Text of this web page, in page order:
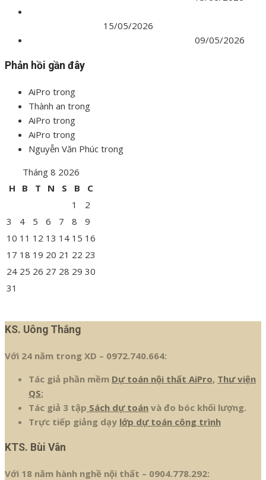
15/05/2026
09/05/2026
Phản hồi gần đây
AiPro trong
Thành an trong
AiPro trong
AiPro trong
Nguyễn Văn Phúc trong
Tháng 8 2026
H
B T N S B
C
1
2
3
4 5 6 7 8
9
10 11 12 13 14 15 16
17 18 19 20 21 22 23
24 25 26 27 28 29 30
31
KS. Uông Thắng
Với 24 năm trong XD – 0972.740.664:
Tác giả phần mềm Dự toán nội thất AiPro, Thư viện
QS;
Tác giả 3 tập Sách dự toán và đo bóc khối lượng.
Trực tiếp giảng dạy lớp dự toán công trình
KTS. Bùi Vân
Với 18 năm hành nghề nội thất – 0904.778.292: